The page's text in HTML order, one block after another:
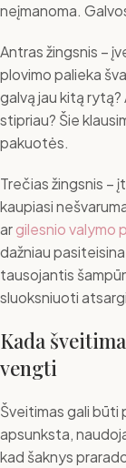
neįmanoma.
Antras žingsnis –
plovimo palieka
galvą jau kitą rytą?
stipriau? Šie
pakuotės.
Trečias žingsnis –
kaupiasi
argilesnio valymo
dažniau
tausojantis
sluoksniuoti
Kada
vengti
Šveitimas gali būti
apsunksta,
kad šaknys